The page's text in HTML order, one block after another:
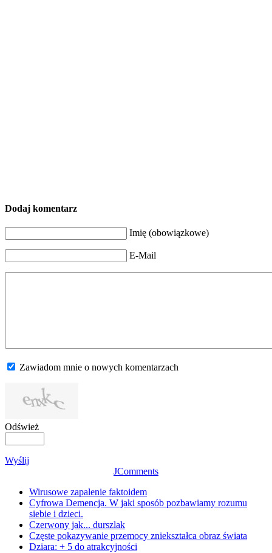
Dodaj komentarz
Imię (obowiązkowe)
E-Mail
Zawiadom mnie o nowych komentarzach
Odśwież
Wyślij
JComments
Wirusowe zapalenie faktoidem
Cyfrowa Demencja. W jaki sposób pozbawiamy rozumu
siebie i dzieci.
Czerwony jak... durszlak
Częste pokazywanie przemocy zniekształca obraz świata
Dziara: + 5 do atrakcyjności